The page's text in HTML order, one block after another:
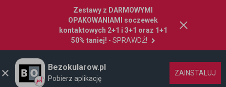
Zestawy z DARMOWYMI
OPAKOWANIAMI soczewek
kontaktowych 2+1 i 3+1 oraz 1+1
50% taniej! - SPRAWDŹ!
Bezokularow.pl
Pobierz aplikację
ZAINSTALUJ